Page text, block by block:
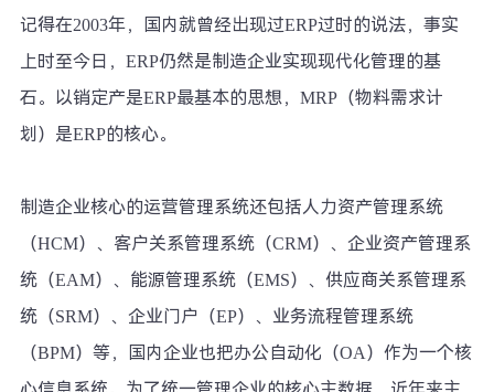
记得在2003年，国内就曾经出现过ERP过时的说法，事实
上时至今日，ERP仍然是制造企业实现现代化管理的基
石。以销定产是ERP最基本的思想，MRP（物料需求计
划）是ERP的核心。
制造企业核心的运营管理系统还包括人力资产管理系统
（HCM）、客户关系管理系统（CRM）、企业资产管理系
统（EAM）、能源管理系统（EMS）、供应商关系管理系
统（SRM）、企业门户（EP）、业务流程管理系统
（BPM）等，国内企业也把办公自动化（OA）作为一个核